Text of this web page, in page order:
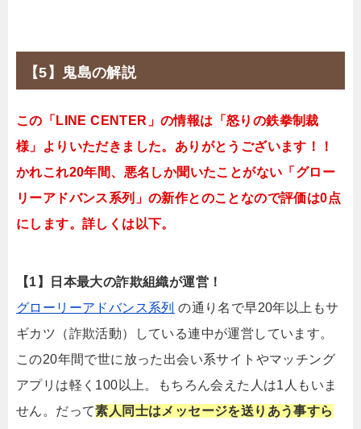
【5】鬼島の解説
この「LINE CENTER」の情報は「怒りの鉄拳制裁
様」よりいただきました。ありがとうございます！！
かれこれ20年間、悪名しか聞いたことがない「グロー
リーアドバンス系列」の新作とのことなので評価は0点
にします。詳しくは以下。
【1】日本最大の詐欺組織が運営！
グローリーアドバンス系列 の通り名で早20年以上もサ
ギカツ（詐欺活動）している連中が運営しています。
この20年間で世に放った出会い系サイトやマッチング
アプリは軽く100以上。もちろん会えた人は1人もいま
せん。だって素人同士はメッセージを送りあう事すら